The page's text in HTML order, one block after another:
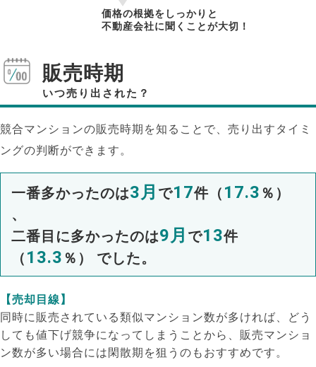
価格の根拠をしっかりと
不動産会社に聞くことが大切！
販売時期
いつ売り出された？
競合マンションの販売時期を知ることで、売り出すタイミ
ングの判断ができます。
一番多かったのは3月 で17件（ 17.3 ％）
、
二番目に多かったのは9月 で13件
（ 13.3 ％） でした。
【売却目線】
同時に販売されている類似マンション数が多ければ、どう
しても値下げ競争になってしまうことから、販売マンショ
ン数が多い場合には閑散期を狙うのもおすすめです。